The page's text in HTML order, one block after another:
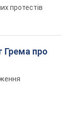
протестів
Грема про